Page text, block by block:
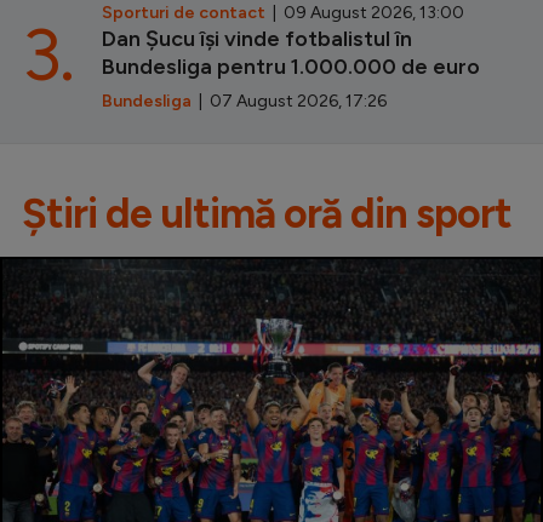
Sporturi de contact | 09 August 2026, 13:00
Dan Șucu își vinde fotbalistul în
Bundesliga pentru 1.000.000 de euro
Bundesliga | 07 August 2026, 17:26
3.
Știri de ultimă oră din sport